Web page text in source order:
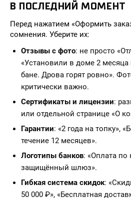
В ПОСЛЕДНИЙ МОМЕНТ
Перед нажатием «Оформить
сомнения. Уберите их:
Отзывы с фото: не просто
«Установили в доме 2 месяца
бане. Дрова горят ровно».
критически важно.
Сертификаты и лицензии:
или отдельной странице «О
Гарантии: «2 года на топку»,
течение 12 месяцев».
Логотипы банков: «Оплата по
защищённый шлюз».
Гибкая система скидок:
50 000 ₽», «Бесплатная